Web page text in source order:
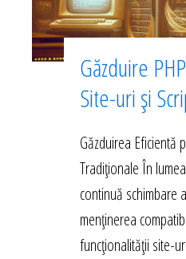
Găzduire
Site-uri și
Găzduirea Eficientă
Tradiționale În
continuă schimbare
menținerea
funcționalității site-